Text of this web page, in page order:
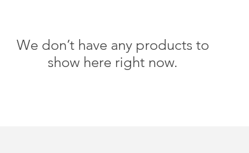
We don’t have any products to
show here right now.